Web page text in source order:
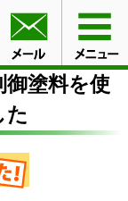
カル制御塗料を
御塗料を使
た